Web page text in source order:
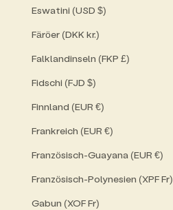
Eswatini (USD $)
Färöer (DKK kr.)
Falklandinseln (FKP £)
Fidschi (FJD $)
Finnland (EUR €)
Frankreich (EUR €)
Französisch-Guayana (EUR €)
Französisch-Polynesien (XPF Fr)
Gabun (XOF Fr)